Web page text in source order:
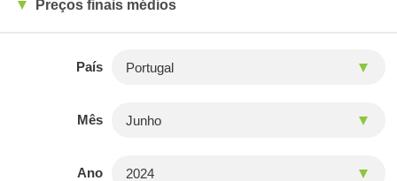
Preços finais médios
País
Mês
Ano